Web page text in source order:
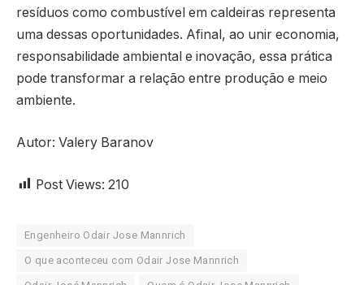
resíduos como combustível em caldeiras representa
uma dessas oportunidades. Afinal, ao unir economia,
responsabilidade ambiental e inovação, essa prática
pode transformar a relação entre produção e meio
ambiente.
Autor: Valery Baranov
Post Views: 210
Engenheiro Odair Jose Mannrich
O que aconteceu com Odair Jose Mannrich